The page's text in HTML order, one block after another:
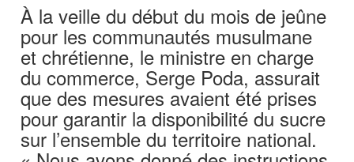
À la veille du début du mois de jeûne
pour les communautés musulmane
et chrétienne, le ministre en charge
du commerce, Serge Poda, assurait
que des mesures avaient été prises
pour garantir la disponibilité du sucre
sur l’ensemble du territoire national.